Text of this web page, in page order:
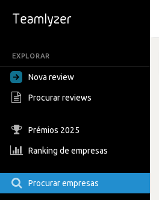
EXPLORAR
Nova review
Procurar reviews
Prémios 2025
Ranking de empresas
Procurar empresas